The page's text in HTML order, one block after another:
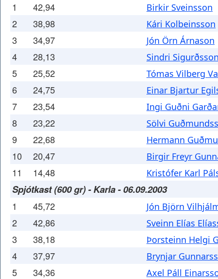
1 42,94 Birkir Sveinsson
2 38,98 Kári Kolbeinsson
3 34,97 Jón Örn Árnason
4 28,13 Sindri
5 25,52 Tómas Vilberg
6 24,75 Einar Bjartur
7 23,54 Ingi Guðni
8 23,22 Sölvi
9 22,68 Hermann
10 20,47 Birgir Freyr
11 14,48 Kristófer Karl
Spjótkast (600 gr) - Karla - 06.09.2003
1 45,72 Jón Björn
2 42,86 Sveinn Elías
3 38,18 Þorsteinn Helgi
4 37,97 Brynjar
5 34,36 Axel Páll